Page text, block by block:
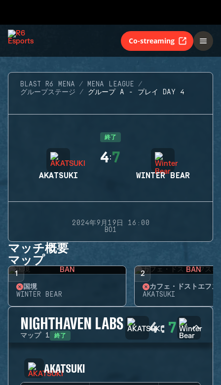
Co-streaming
BLAST R6 MENA
MENA LEAGUE
グループステージ
グループ A - プレイ DAY 4
終了
AKATSUKI
4:7
WINTER BEAR
2024年9月19日 16:00
BO1
マッチ概要
マップ
1 BAN
国境
WINTER BEAR
2 BAN
カフェ・ドストエフス
AKATSUKI
NIGHTHAVEN LABS
マップ 1 終了 4: 7
AKATSUKI